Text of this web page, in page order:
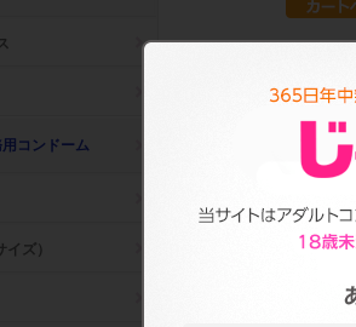
コンドーム
ズ）